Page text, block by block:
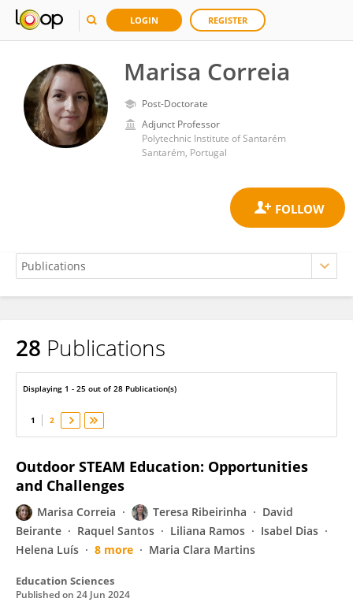
LOGIN REGISTER
Marisa Correia
Post-Doctorate
Adjunct Professor
Polytechnic Institute of Santarém
Santarém, Portugal
Marisa Correia
28 Publications
Displaying 1 - 25 out of 28 Publication(s)
1 2
Outdoor STEAM Education: Opportunities
and Challenges
Marisa Correia Teresa Ribeirinha
David
Beirante
Raquel Santos Liliana Ramos
Isabel Dias
Helena Luís
8 more Maria Clara Martins
Education Sciences
Published on 24 Jun 2024